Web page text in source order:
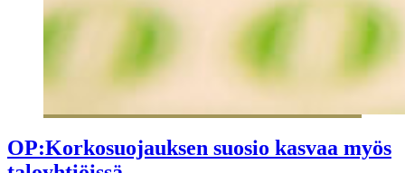
OP:Korkosuojauksen suosio kasvaa myös